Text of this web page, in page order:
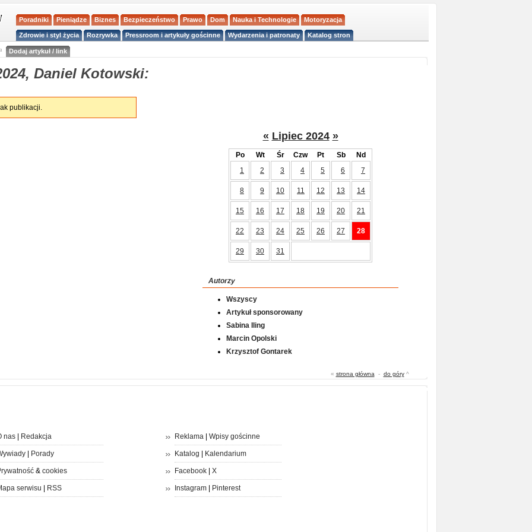
Poradniki Pieniądze Biznes Bezpieczeństwo Prawo Dom Nauka i Technologie Motoryzacja
Zdrowie i styl życia Rozrywka Pressroom i artykuły gościnne Wydarzenia i patronaty Katalog stron
Dodaj artykuł / link
Daniel Kotowski:
publikacji.
« Lipiec 2024 »
Po Wt Śr Czw Pt Sb
Nd
1
2 3 4 5 6 7
8 9 10 11 12 13 14
15 16 17 18 19 20 21
22 23 24 25 26 27 28
29 30 31
Autorzy
Wszyscy
Artykuł sponsorowany
Sabina Iling
Marcin Opolski
Krzysztof Gontarek
« strona główna - do góry^
nas| Redakcja
| Porady
& cookies
serwisu RSS
Reklama| Wpisy gościnne
Katalog Kalendarium
Facebook| X
Instagram| Pinterest